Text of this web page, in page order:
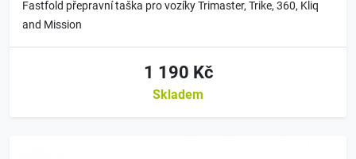
Fastfold přepravní taška pro vozíky Trimaster, Trike, 360, Kliq
and Mission
1 190 Kč
Skladem